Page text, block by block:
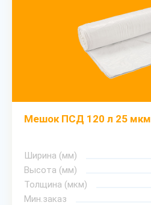
Мешок ПСД 120 л 25 мкм
Ширина (мм)
Высота (мм)
Толщина (мкм)
Мин.заказ